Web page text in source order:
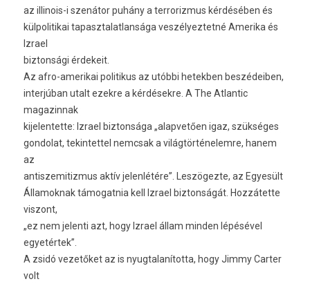
az illinois-i szenátor puhány a terrorizmus kérdésében és
külpolitikai tapasztalatlansága veszélyeztetné Amerika és
Izrael
biztonsági érdekeit.
Az afro-amerikai politikus az utóbbi hetekben beszédeiben,
interjúban utalt ezekre a kérdésekre. A The Atlantic
magazinnak
kijelentette: Izrael biztonsága „alapvetően igaz, szükséges
gondolat, tekintettel nemcsak a világtörténelemre, hanem
az
antiszemitizmus aktív jelenlétére”. Leszögezte, az Egyesült
Államoknak támogatnia kell Izrael biztonságát. Hozzátette
viszont,
„ez nem jelenti azt, hogy Izrael állam minden lépésével
egyetértek”.
A zsidó vezetőket az is nyugtalanította, hogy Jimmy Carter
volt